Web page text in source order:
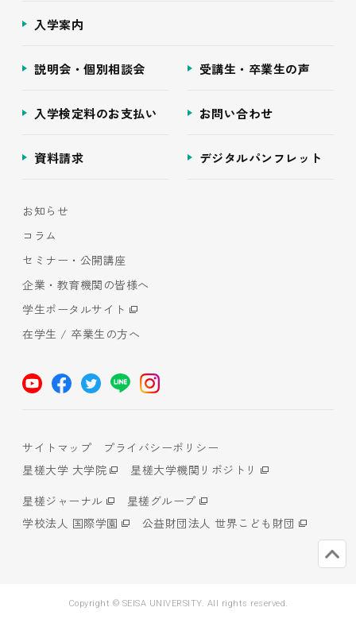
入学案内
説明会・個別相談会 受講生・卒業生の声
入学検定料のお支払い お問い合わせ
資料請求 デジタルパンフレット
お知らせ
コラム
セミナー・公開講座
企業・教育機関の皆様へ
学生ポータルサイト
在学生 / 卒業生の方へ
サイトマップ
プライバシーポリシー
星槎大学 大学院
星槎大学機関リポジトリ
星槎ジャーナル
星槎グループ
学校法人 国際学園
公益財団法人 世界こども財団
Copyright © SEISA UNIVERSITY. All rights reserved.